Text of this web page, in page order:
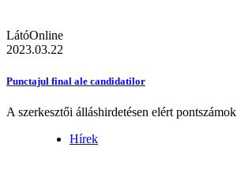
LátóOnline
2023.03.22
Punctajul final ale candidatilor
A szerkesztői álláshirdetésen elért pontszámok
Hírek